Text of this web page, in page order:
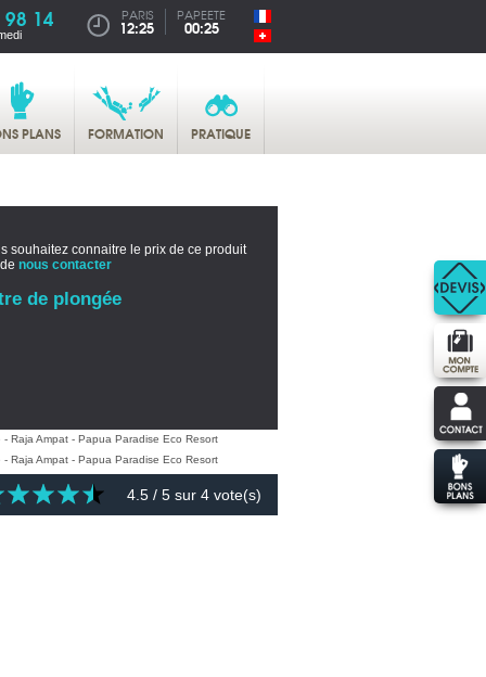
14 PARIS
12:25
PAPEETE
00:25
PLANS FORMATION PRATIQUE
souhaitez connaitre le prix de ce produit
nous contacter
de plongée
4.5 / 5 sur 4 vote(s)